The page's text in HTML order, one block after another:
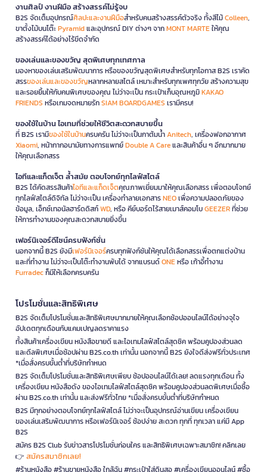
งานศิลป์ งานฝีมือ สร้างสรรค์ไม่รู้จบ
B2S จัดเต็มอุปกรณ์ศิลปะและงานฝีมือสำหรับคนสร้างสรรค์ตัวจริง ทั้งสีไม้Colleen,
ขาตั้งไม้บนโต๊ะPyramidและอุปกรณ์ DIY ต่างๆ จากMONT MARTEให้คุณ
สร้างสรรค์ได้อย่างไร้ขีดจำกัด
ของเล่นและของขวัญ สุดพิเศษทุกเทศกาล
มองหาของเล่นเสริมพัฒนาการ หรือของขวัญสุดพิเศษสำหรับทุกโอกาส B2S เราคัด
สรรของเล่นและของขวัญหลากหลายสไตล์ เหมาะสำหรับทุกเพศทุกวัย สร้างความสุข
และรอยยิ้มให้กับคนพิเศษของคุณ ไม่ว่าจะเป็น กระเป๋าเก็บอุณหภูมิKAKAO
FRIENDS หรือเกมจดหมายรักSIAM BOARDGAMES เรามีครบ!
ของใช้ในบ้าน ไอเทมที่ช่วยให้ชีวิตสะดวกสบายขึ้น
ที่ B2S เรามีของใช้ในบ้านครบครัน ไม่ว่าจะเป็นกาต้มน้ำAnitech, เครื่องฟอกอากาศ
Xiaomi, หน้ากากอนามัยทางการแพทย์Double A Careและสินค้าอื่น ๆ อีกมากมาย
ให้คุณเลือกสรร
ไอทีและแก็ดเจ็ต ล้ำสมัย ตอบโจทย์ทุกไลฟ์สไตล์
B2S ได้คัดสรรสินค้าไอทีและแก็ดเจ็ตคุณภาพเยี่ยมมาให้คุณเลือกสรร เพื่อตอบโจทย์
ทุกไลฟ์สไตล์ดิจิทัล ไม่ว่าจะเป็น เครื่องทำลายเอกสารNEOเพื่อความปลอดภัยของ
ข้อมูล, เอ็กซ์เทอนัลฮาร์ดดิสก์WD, หรือ คีย์บอร์ดไร้สายเมาส์คอมโบGEEZERที่ช่วย
ให้การทำงานของคุณสะดวกสบายยิ่งขึ้น
เฟอร์นิเจอร์ดีไซน์ครบฟังก์ชั่น
นอกจากนี้ B2S ยังมีเฟอร์นิเจอร์ครบทุกฟังก์ชันให้คุณได้เลือกสรรเพื่อตกแต่งบ้าน
และที่ทำงาน ไม่ว่าจะเป็นโต๊ะทำงานพับได้ จากแบรนด์ONEหรือ เก้าอี้ทำงาน
Furradecก็มีให้เลือกครบครัน
โปรโมชั่นและสิทธิพิเศษ
B2S จัดเต็มโปรโมชั่นและสิทธิพิเศษมากมายให้คุณเลือกช้อปออนไลน์ได้อย่างจุใจ
อัปเดตทุกเดือนกับแคมเปญลดราคาแรง
ทั้งสินค้าเครื่องเขียน หนังสือขายดี และไอเทมไลฟ์สไตล์สุดชิค พร้อมคูปองส่วนลด
และดีลพิเศษเมื่อช้อปผ่าน B2S.co.th เท่านั้น นอกจากนี้ B2S ยังใจดีส่งฟรีทั่วประเทศ
*เมื่อสั่งครบขั้นต่ำที่บริษัทกำหนด
B2S จัดเต็มโปรโมชั่นและสิทธิพิเศษเพียบ ช้อปออนไลน์ได้เลย! ลดแรงทุกเดือน ทั้ง
เครื่องเขียน หนังสือดัง ของไอเทมไลฟ์สไตล์สุดชิค พร้อมคูปองส่วนลดพิเศษเมื่อซื้อ
ผ่าน B2S.co.th เท่านั้น และส่งฟรีทั่วไทย *เมื่อสั่งครบขั้นต่ำที่บริษัทกำหนด
B2S มีทุกอย่างตอบโจทย์ทุกไลฟ์สไตล์ ไม่ว่าจะเป็นอุปกรณ์อ่านเขียน เครื่องเขียน
ของเล่นเสริมพัฒนาการ หรือเฟอร์นิเจอร์ ช้อปง่าย สะดวก ทุกที่ ทุกเวลา แค่มี App
B2S
สมัคร B2S Club รับข่าวสารโปรโมชั่นก่อนใคร และสิทธิพิเศษเฉพาะสมาชิก! คลิกเลย
👉 สมัครสมาชิกเลย!
#ร้านหนังสือ #ร้านขายหนังสือ ใกล้ฉัน #กระเป๋าใส่ดินสอ #เครื่องเขียนออนไลน์ #ซื้อ